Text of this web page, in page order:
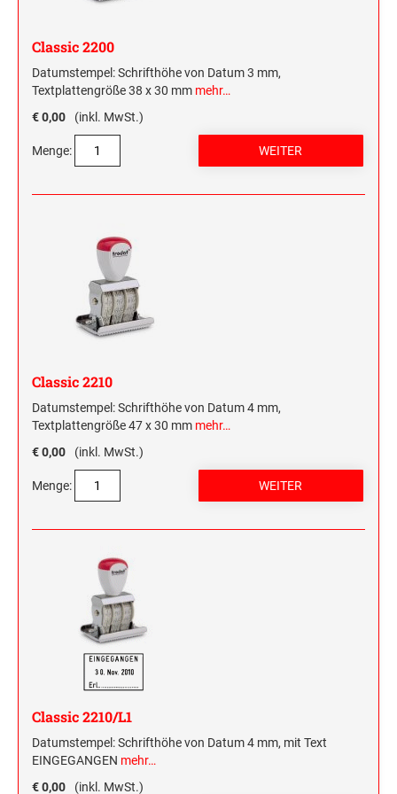
SONSTIGE CLASSIC LINE HANDSTEMPEL
CLASSIC LINE DATUMSTEMPEL +
WORTBANDDREHSTEMPEL
NUMEROTEUR
Classic 2200
Datumstempel: Schrifthöhe von Datum 3 mm,
Textplattengröße 38 x 30 mm mehr…
€ 0,00
(inkl. MwSt.)
Menge:
Classic 2210
Datumstempel: Schrifthöhe von Datum 4 mm,
Textplattengröße 47 x 30 mm mehr…
€ 0,00
(inkl. MwSt.)
Menge:
Classic 2210/L1
Datumstempel: Schrifthöhe von Datum 4 mm, mit Text
EINGEGANGEN mehr…
€ 0,00
(inkl. MwSt.)